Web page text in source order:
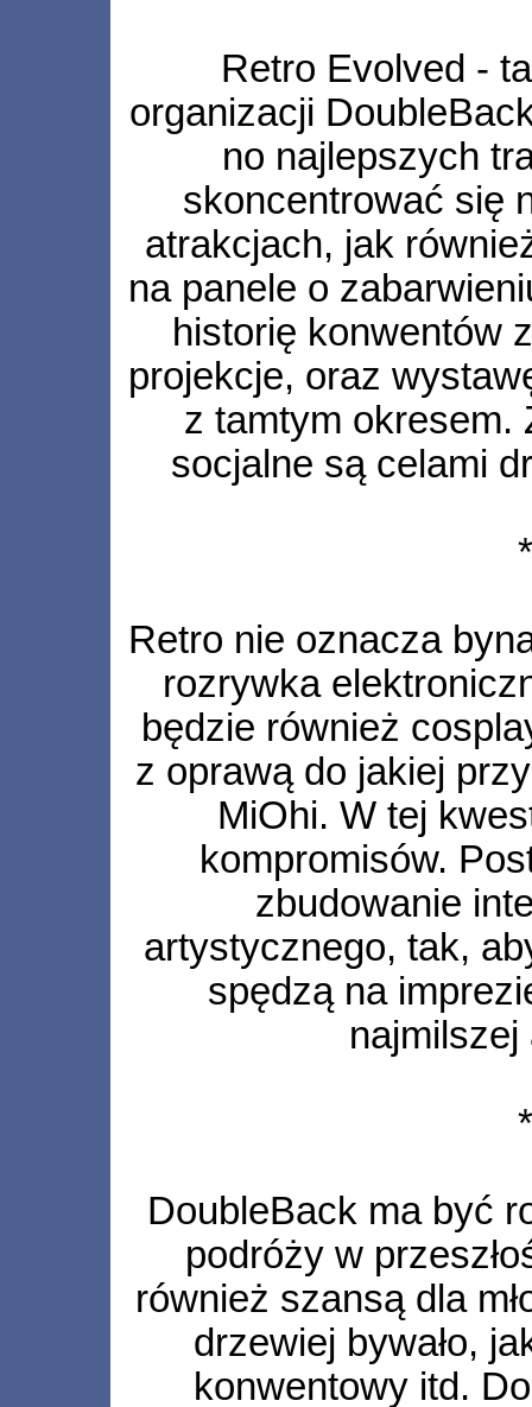
Retro Evolved -
organizacji
no najlepszych
skoncentrować się
atrakcjach, jak
na panele o
historię konwentów
projekcje, oraz
z tamtym okresem.
socjalne są celami
Retro nie oznacza
rozrywka
będzie również
z oprawą do jakiej
MiOhi. W tej
kompromisów.
zbudowanie
artystycznego, tak,
spędzą na
DoubleBack ma być
podróży w
również szansą dla
drzewiej bywało,
konwentowy itd.